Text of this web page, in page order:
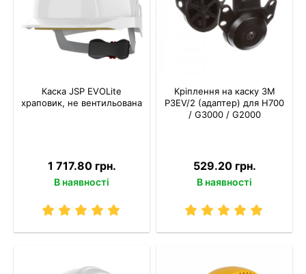
Каска JSP EVOLite
храповик, не вентильована
1 717.80 грн.
В наявності
Кріплення на каску 3M
P3EV/2 (адаптер) для Н700
/ G3000 / G2000
529.20 грн.
В наявності